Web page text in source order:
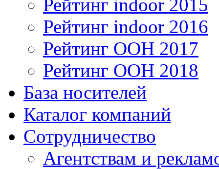
Рейтинг indoor 2015
Рейтинг indoor 2016
Рейтинг OOH 2017
Рейтинг OOH 2018
База носителей
Каталог компаний
Сотрудничество
Агентствам и